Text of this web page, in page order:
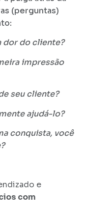
(perguntas)
dor do cliente?
impressão
seu cliente?
ajudá-lo?
conquista, você
e
com